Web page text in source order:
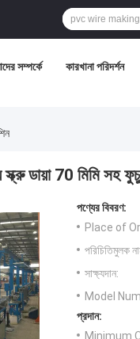
সম্পর্কে কারখানা পরিদর্শন
ডায়া 70 মিমি সহ
পণ্যের বিবরণ:
Place of
পরিচিতিমুলক
সাক্ষ্যদান:
Model
প্রদান:
Minimum